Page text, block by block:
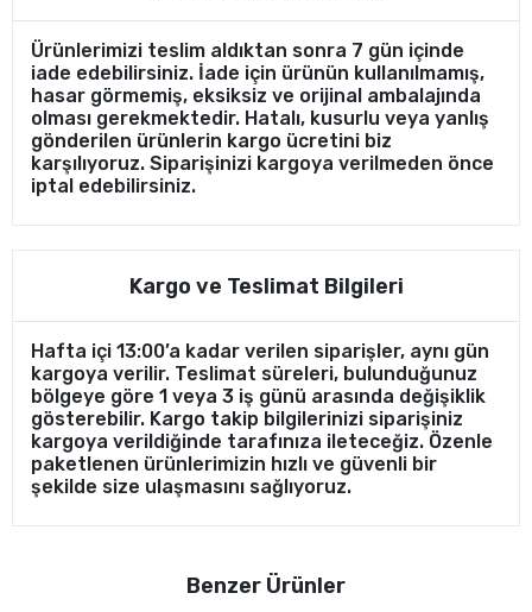
Ürünlerimizi teslim aldıktan sonra 7 gün içinde
iade edebilirsiniz. İade için ürünün kullanılmamış,
hasar görmemiş, eksiksiz ve orijinal ambalajında
olması gerekmektedir. Hatalı, kusurlu veya yanlış
gönderilen ürünlerin kargo ücretini biz
karşılıyoruz. Siparişinizi kargoya verilmeden önce
iptal edebilirsiniz.
Kargo ve Teslimat Bilgileri
Hafta içi 13:00’a kadar verilen siparişler, aynı gün
kargoya verilir. Teslimat süreleri, bulunduğunuz
bölgeye göre 1 veya 3 iş günü arasında değişiklik
gösterebilir. Kargo takip bilgilerinizi siparişiniz
kargoya verildiğinde tarafınıza ileteceğiz. Özenle
paketlenen ürünlerimizin hızlı ve güvenli bir
şekilde size ulaşmasını sağlıyoruz.
Benzer Ürünler